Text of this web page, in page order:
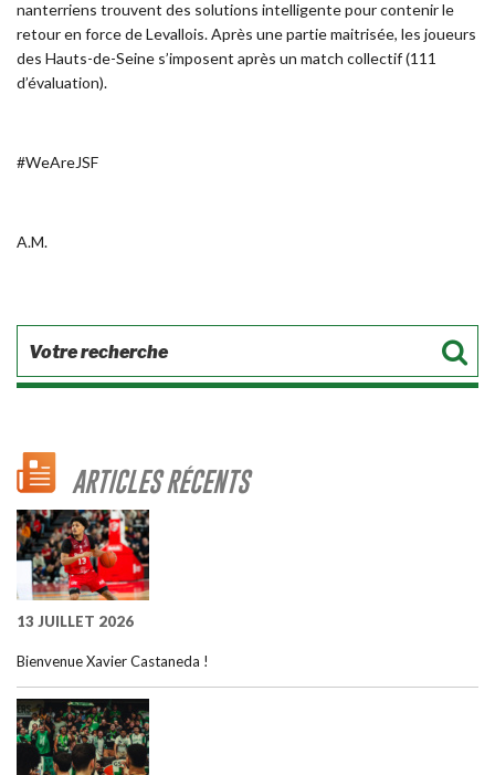
nanterriens trouvent des solutions intelligente pour contenir le
retour en force de Levallois. Après une partie maitrisée, les joueurs
des Hauts-de-Seine s’imposent après un match collectif (111
d’évaluation).
#WeAreJSF
A.M.
ARTICLES RÉCENTS
13 JUILLET 2026
Bienvenue Xavier Castaneda !